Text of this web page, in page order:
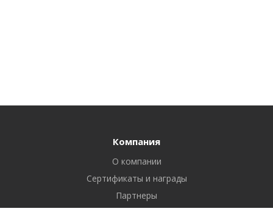
Компания
О компании
Сертификаты и награды
Партнеры